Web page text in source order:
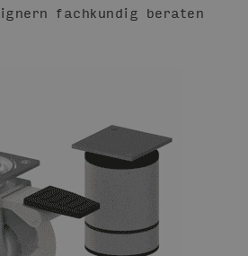
fachkundig beraten